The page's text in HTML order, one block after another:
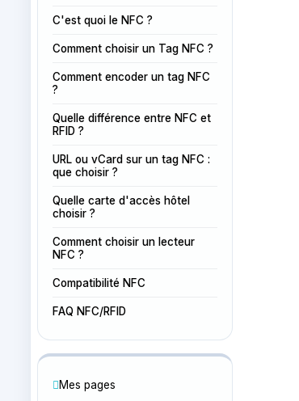
C'est quoi le NFC ?
Comment choisir un Tag NFC ?
Comment encoder un tag NFC
?
Quelle différence entre NFC et
RFID ?
URL ou vCard sur un tag NFC :
que choisir ?
Quelle carte d'accès hôtel
choisir ?
Comment choisir un lecteur
NFC ?
Compatibilité NFC
FAQ NFC/RFID
Mes pages